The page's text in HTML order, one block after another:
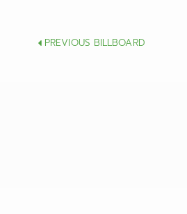
PrevPREVIOUS BILLBOARD